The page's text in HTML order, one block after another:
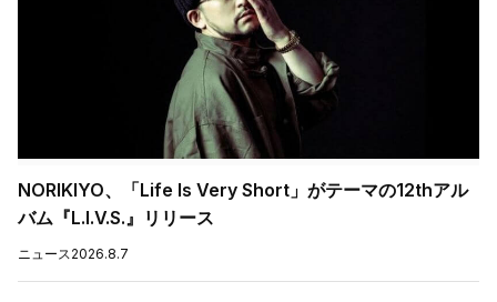
NORIKIYO、「Life Is Very Short」がテーマの12thアル
バム『L.I.V.S.』リリース
ニュース 2026.8.7